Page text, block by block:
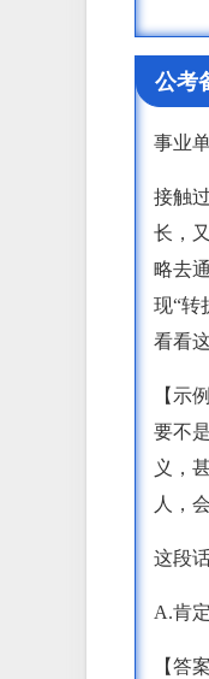
公考
事业
接触
长，
略去
现“转
看看
【示
要不
义，
人，
这段
A.肯
【答